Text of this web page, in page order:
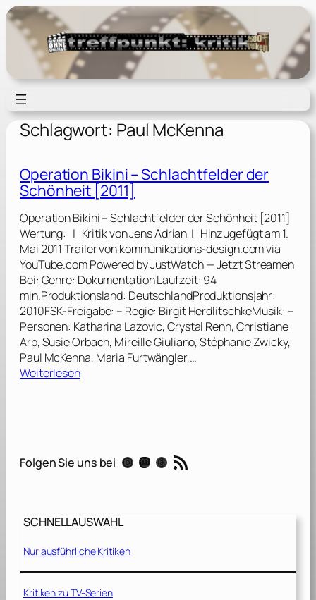
Zum
Inhalt
springen
Schlagwort: Paul McKenna
Operation Bikini – Schlachtfelder der
Schönheit [2011]
Operation Bikini – Schlachtfelder der Schönheit [2011]
Wertung: | Kritik von Jens Adrian | Hinzugefügt am 1.
Mai 2011 Trailer von kommunikations-design.com via
YouTube.com Powered by JustWatch — Jetzt Streamen
Bei: Genre: Dokumentation Laufzeit: 94
min.Produktionsland: DeutschlandProduktionsjahr:
2010FSK-Freigabe: – Regie: Birgit HerdlitschkeMusik: –
Personen: Katharina Lazovic, Crystal Renn, Christiane
Arp, Susie Orbach, Mireille Giuliano, Stéphanie Zwicky,
Paul McKenna, Maria Furtwängler,…
Weiterlesen:
t
B
k
i
n
Folgen Sie uns bei Instagram Mastodon Threads RSS-Feed
SCHNELLAUSWAHL
Nur ausführliche Kritiken
Kritiken zu TV-Serien